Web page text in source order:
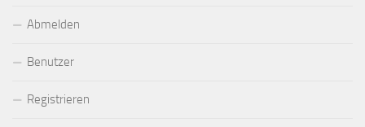
Abmelden
Benutzer
Registrieren